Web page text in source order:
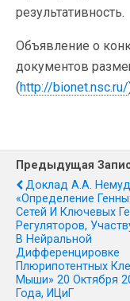
результативность.
Объявление о
документов
(http://bionet.nsc.ru/
Предыдущая
Доклад А.А.
«Определение
Сетей И Ключевых
Регуляторов,
В Нейральной
Дифференцировке
Плюрипотентных
Мыши» 20 Октября
Года, ИЦиГ